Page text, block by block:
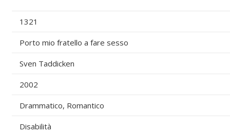
1321
Porto mio fratello a fare sesso
Sven Taddicken
2002
Drammatico, Romantico
Disabilità